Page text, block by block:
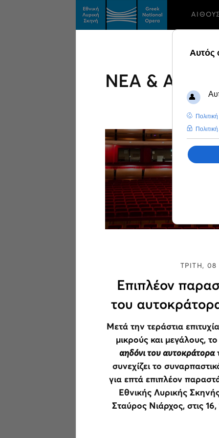
ΝΕΑ &
ΤΡΙΤΗ, 08
Επιπλέον
του
Μετά την τεράστια
μικρούς και μεγάλους,
αηδόνι του αυτοκράτορα
συνεχίζει το
για επτά επιπλέον
Εθνικής Λυρικής
Σταύρος Νιάρχος, στις